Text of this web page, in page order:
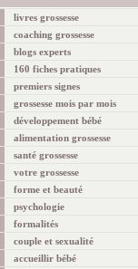
livres grossesse
coaching grossesse
blogs experts
160 fiches pratiques
premiers signes
grossesse mois par mois
développement bébé
alimentation grossesse
santé grossesse
votre grossesse
forme et beauté
psychologie
formalités
couple et sexualité
accueillir bébé